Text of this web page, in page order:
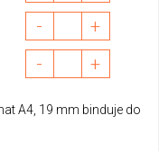
- +
- +
A4, 19 mm binduje do